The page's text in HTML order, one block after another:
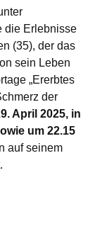
die Erlebnisse
(35), der das
sein Leben
„Ererbtes
der
April 2025, in
um 22.15
auf seinem
– Julien